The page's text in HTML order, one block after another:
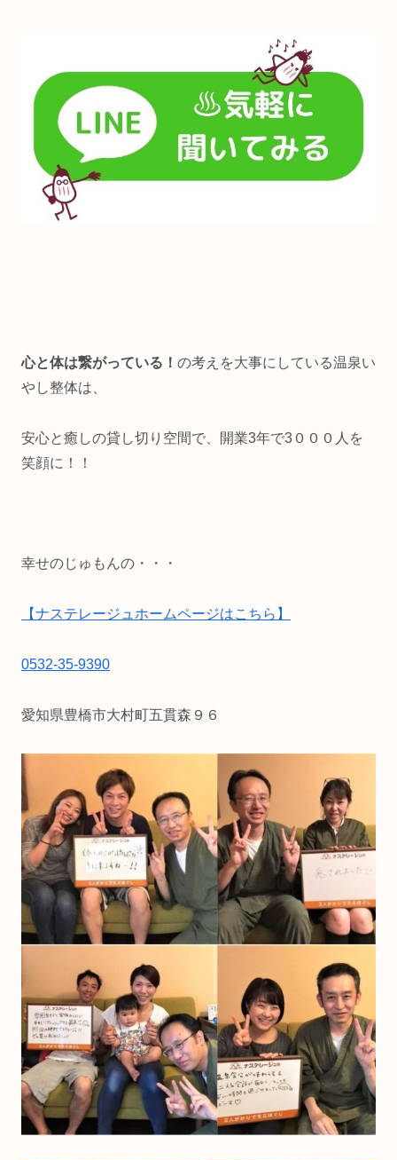
心と体は繋がっている！ の考えを大事にしている温泉い
やし整体は、
安心と癒しの貸し切り空間で、開業3年で3０００人を
笑顔に！！
幸せのじゅもんの・・・
【ナステレージュホームページはこちら】
0532-35-9390
愛知県豊橋市大村町五貫森９６